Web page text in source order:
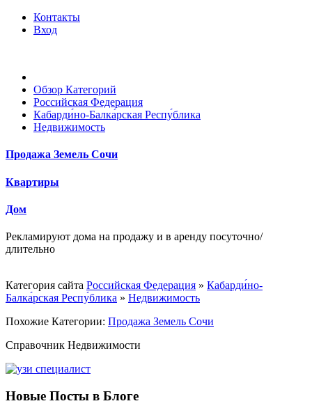
Контакты
Вход
Обзор Категорий
Российская Федерация
Кабарди́но-Балка́рская Респу́блика
Недвижимость
Продажа Земель Сочи
Квартиры
Дом
Рекламируют дома на продажу и в аренду посуточно/
длительно
Категория сайта Российская Федерация » Кабарди́но-
Балка́рская Респу́блика » Недвижимость
Похожие Категории: Продажа Земель Сочи
Справочник Недвижимости
Новые Посты в Блоге